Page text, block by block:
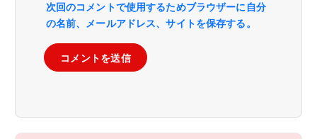
次回のコメントで使用するためブラウザーに自分
の名前、メールアドレス、サイトを保存する。